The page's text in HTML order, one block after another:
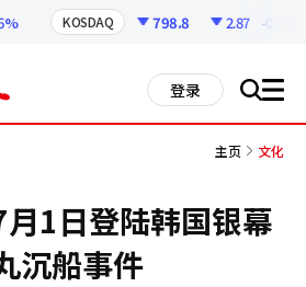
KOSDAQ 798.8 2.87 -0.36%
登录 搜 all
主页 文化
月1日登陆韩国银幕
沉船事件